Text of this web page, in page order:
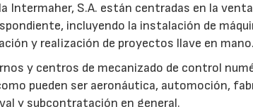
Intermaher, S.A. están centradas en la
incluyendo la instalación de
y realización de proyectos llave en mano.
y centros de mecanizado de control
pueden ser aeronáutica, automoción,
y subcontratación en general.